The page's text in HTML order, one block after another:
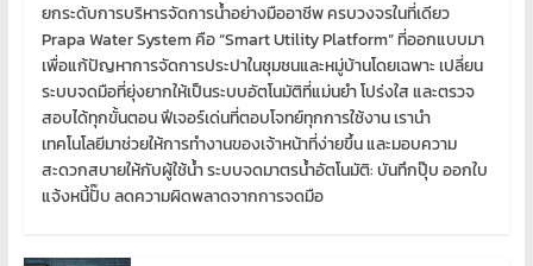
ยกระดับการบริหารจัดการน้ำอย่างมืออาชีพ ครบวงจรในที่เดียว
Prapa Water System คือ “Smart Utility Platform” ที่ออกแบบมา
เพื่อแก้ปัญหาการจัดการประปาในชุมชนและหมู่บ้านโดยเฉพาะ เปลี่ยน
ระบบจดมือที่ยุ่งยากให้เป็นระบบอัตโนมัติที่แม่นยำ โปร่งใส และตรวจ
สอบได้ทุกขั้นตอน ฟีเจอร์เด่นที่ตอบโจทย์ทุกการใช้งาน เรานำ
เทคโนโลยีมาช่วยให้การทำงานของเจ้าหน้าที่ง่ายขึ้น และมอบความ
สะดวกสบายให้กับผู้ใช้น้ำ ระบบจดมาตรน้ำอัตโนมัติ: บันทึกปุ๊บ ออกใบ
แจ้งหนี้ปั๊บ ลดความผิดพลาดจากการจดมือ